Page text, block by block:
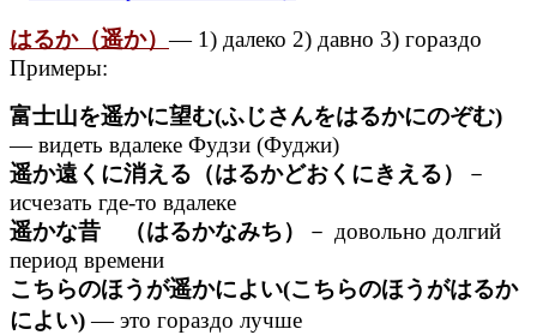
はるか（遥か）— 1) далеко 2) давно 3) гораздо
Примеры:
富士山を遥かに望む(ふじさんをはるかにのぞむ)
— видеть вдалеке Фудзи (Фуджи)
遥か遠くに消える（はるかどおくにきえる）
－
исчезать где-то вдалеке
遥かな昔 （はるかなみち）
－ довольно долгий
период времени
こちらのほうが遥かによい(こちらのほうがはるか
によい)— это гораздо лучше